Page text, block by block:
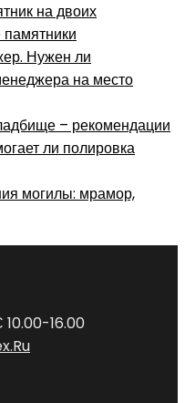
на двоих
Нужен ли
на место
– рекомендации
ли полировка
могилы: мрамор,
16.00